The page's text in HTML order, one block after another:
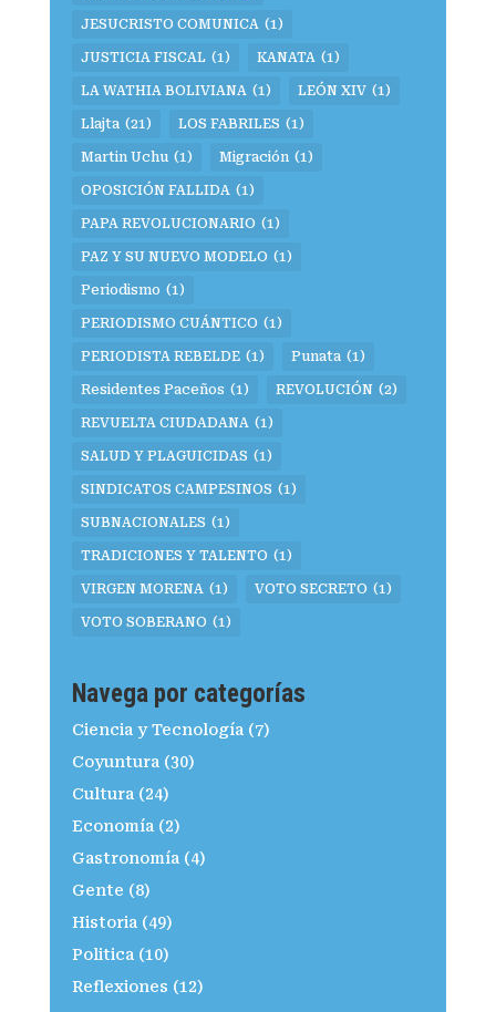
JESUCRISTO COMUNICA (1)
JUSTICIA FISCAL (1) KANATA (1)
LA WATHIA BOLIVIANA (1) LEÓN XIV (1)
Llajta (21) LOS FABRILES (1)
Martin Uchu (1) Migración (1)
OPOSICIÓN FALLIDA (1)
PAPA REVOLUCIONARIO (1)
PAZ Y SU NUEVO MODELO (1)
Periodismo (1)
PERIODISMO CUÁNTICO (1)
PERIODISTA REBELDE (1) Punata (1)
Residentes Paceños (1) REVOLUCIÓN (2)
REVUELTA CIUDADANA (1)
SALUD Y PLAGUICIDAS (1)
SINDICATOS CAMPESINOS (1)
SUBNACIONALES (1)
TRADICIONES Y TALENTO (1)
VIRGEN MORENA (1) VOTO SECRETO (1)
VOTO SOBERANO (1)
Navega por categorías
Ciencia y Tecnología(7)
Coyuntura(30)
Cultura(24)
Economía(2)
Gastronomía(4)
Gente (8)
Historia(49)
Politica(10)
Reflexiones (12)